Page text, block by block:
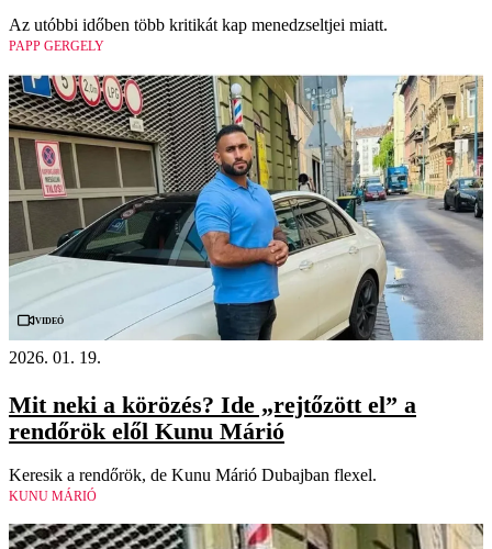
Az utóbbi időben több kritikát kap menedzseltjei miatt.
PAPP GERGELY
Videó
2026. 01. 19.
Mit neki a körözés? Ide „rejtőzött el” a
rendőrök elől Kunu Márió
Keresik a rendőrök, de Kunu Márió Dubajban flexel.
KUNU MÁRIÓ